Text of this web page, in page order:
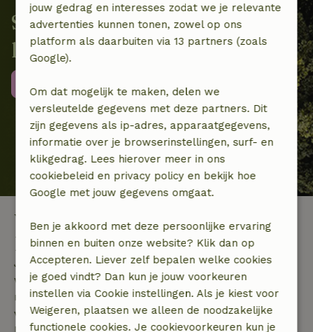
Samen beschermen we de
lokale biodiversiteit
Vind jouw unieke glamping in
Italië
Je houdt van de natuur, je bent graag buiten en je
wilt dolgraag naar Italië, maar kamperen is eigenlijk
niet voor jou weggelegd. Heb je wel eens gehoord
van glamping? Dat zou wel eens perfect voor jou
jouw gedrag en interesses zodat we je relevante
advertenties kunnen tonen, zowel op ons
platform als daarbuiten via 13 partners (zoals
Google).
Om dat mogelijk te maken, delen we
versleutelde gegevens met deze partners. Dit
zijn gegevens als ip-adres, apparaatgegevens,
informatie over je browserinstellingen, surf- en
klikgedrag. Lees hierover meer in ons
cookiebeleid en privacy policy en bekijk hoe
Google met jouw gegevens omgaat.
Ben je akkoord met deze persoonlijke ervaring
binnen en buiten onze website? Klik dan op
Accepteren. Liever zelf bepalen welke cookies
je goed vindt? Dan kun je jouw voorkeuren
instellen via Cookie instellingen. Als je kiest voor
Weigeren, plaatsen we alleen de noodzakelijke
functionele cookies. Je cookievoorkeuren kun je